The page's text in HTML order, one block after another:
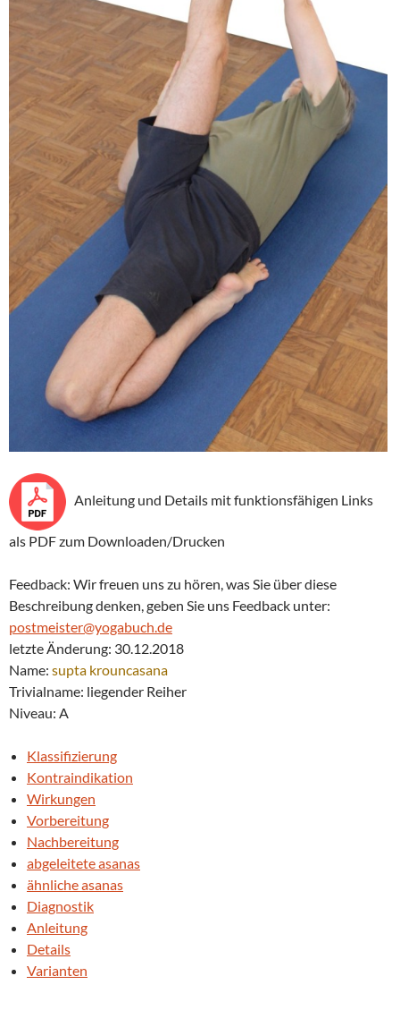
Anleitung und Details mit funktionsfähigen Links
als PDF zum Downloaden/Drucken
Feedback: Wir freuen uns zu hören, was Sie über diese
Beschreibung denken, geben Sie uns Feedback unter:
postmeister@yogabuch.de
letzte Änderung: 30.12.2018
Name: supta krouncasana
Trivialname: liegender Reiher
Niveau: A
Klassifizierung
Kontraindikation
Wirkungen
Vorbereitung
Nachbereitung
abgeleitete asanas
ähnliche asanas
Diagnostik
Anleitung
Details
Varianten